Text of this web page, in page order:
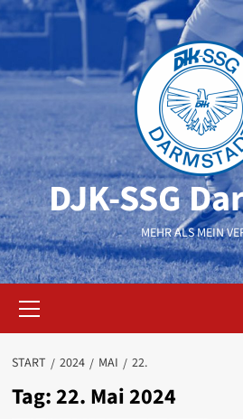
Zum
Inhalt
DJK-SSG
MEHR ALS MEIN
Menü
START 2024 MAI 22.
Tag:22. Mai 2024